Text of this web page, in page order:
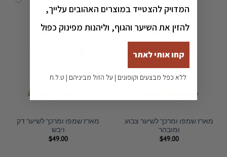
מארז שמפו ומרכך לשיער צבוע
ומובהר
$49.00
מארז שמפו ומרכך לשיער דק
ויבש
$49.00
המדויק להצטייד במוצרים האהובים עלייך,
להזין את השיער והגוף, וליהנות מפינוק כפול
קחו אותי לאתר
ללא כפל מבצעים וקופונים | על הזול מביניהם | ט.ל.ח